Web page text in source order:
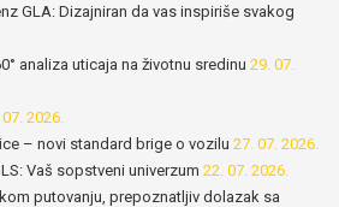
GLA: Dizajniran da vas inspiriše svakog
analiza uticaja na životnu sredinu 29. 07.
2026.
– novi standard brige o vozilu 27. 07. 2026.
Vaš sopstveni univerzum 22. 07. 2026.
putovanju, prepoznatljiv dolazak sa